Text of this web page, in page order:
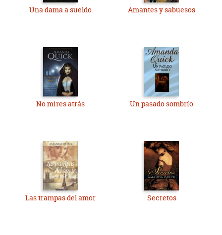
Una dama a sueldo Amantes y sabuesos
No mires atrás Un pasado sombrío
Las trampas del amor Secretos